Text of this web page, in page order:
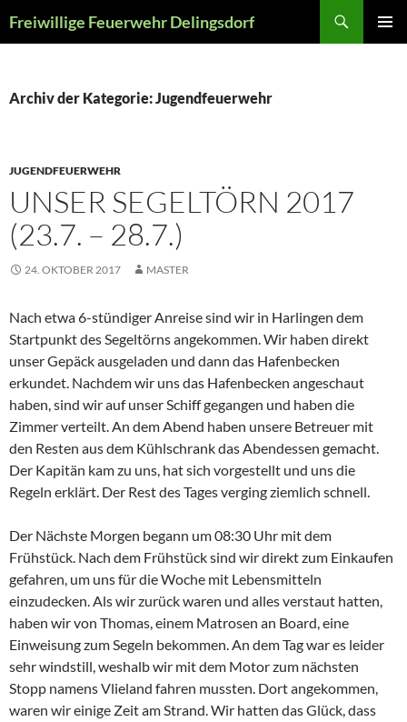
Inhalt
Freiwillige Feuerwehr Delingsdorf
Archiv der Kategorie: Jugendfeuerwehr
JUGENDFEUERWEHR
UNSER SEGELTÖRN 2017
(23.7. – 28.7.)
24. OKTOBER 2017 MASTER
Nach etwa 6-stündiger Anreise sind wir in Harlingen dem
Startpunkt des Segeltörns angekommen. Wir haben direkt
unser Gepäck ausgeladen und dann das Hafenbecken
erkundet. Nachdem wir uns das Hafenbecken angeschaut
haben, sind wir auf unser Schiff gegangen und haben die
Zimmer verteilt. An dem Abend haben unsere Betreuer mit
den Resten aus dem Kühlschrank das Abendessen gemacht.
Der Kapitän kam zu uns, hat sich vorgestellt und uns die
Regeln erklärt. Der Rest des Tages verging ziemlich schnell.
Der Nächste Morgen begann um 08:30 Uhr mit dem
Frühstück. Nach dem Frühstück sind wir direkt zum Einkaufen
gefahren, um uns für die Woche mit Lebensmitteln
einzudecken. Als wir zurück waren und alles verstaut hatten,
haben wir von Thomas, einem Matrosen an Board, eine
Einweisung zum Segeln bekommen. An dem Tag war es leider
sehr windstill, weshalb wir mit dem Motor zum nächsten
Stopp namens Vlieland fahren mussten. Dort angekommen,
waren wir einige Zeit am Strand. Wir hatten das Glück, dass